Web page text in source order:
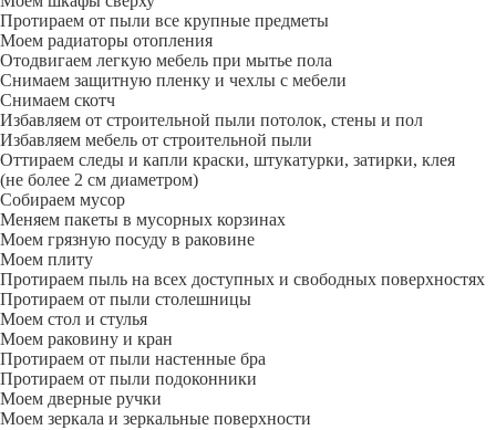
Протираем от пыли все крупные предметы
Моем радиаторы отопления
Отодвигаем легкую мебель при мытье пола
Снимаем защитную пленку и чехлы с мебели
Снимаем скотч
Избавляем от строительной пыли потолок, стены и пол
Избавляем мебель от строительной пыли
Оттираем следы и капли краски, штукатурки, затирки, клея
(не более 2 см диаметром)
Собираем мусор
Меняем пакеты в мусорных корзинах
Моем грязную посуду в раковине
Моем плиту
Протираем пыль на всех доступных и свободных поверхностях
Протираем от пыли столешницы
Моем стол и стулья
Моем раковину и кран
Протираем от пыли настенные бра
Протираем от пыли подоконники
Моем дверные ручки
Моем зеркала и зеркальные поверхности